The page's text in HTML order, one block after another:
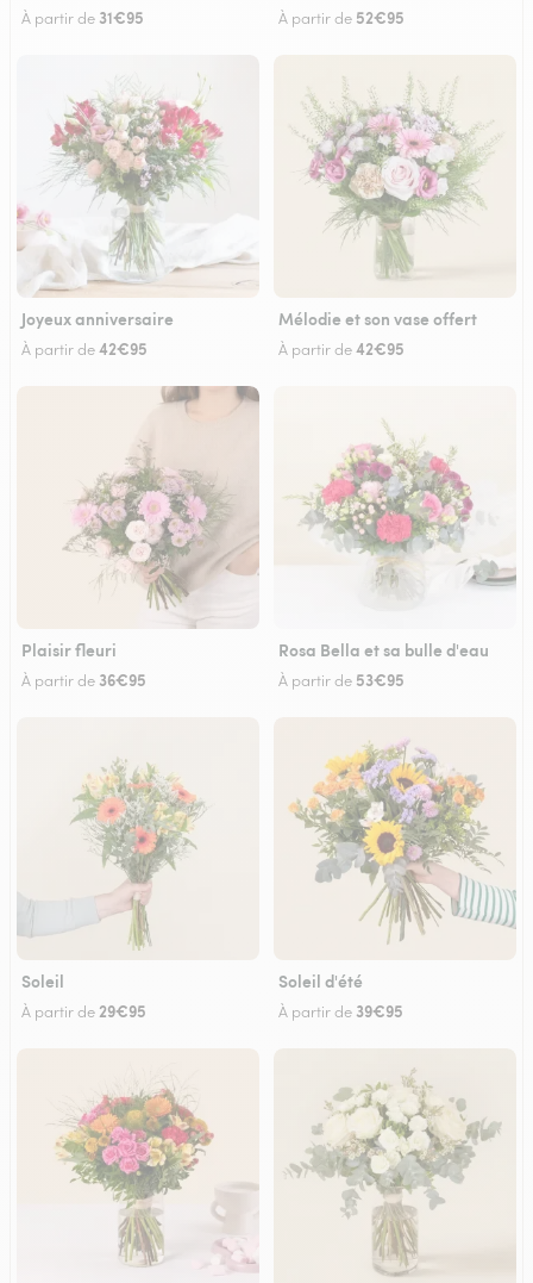
À partir de 31€95 À partir de 52€95
Joyeux anniversaire
À partir de42€95
Mélodie et son vase offert
À partir de42€95
Plaisir fleuri
À partir de 36€95
Rosa Bella et sa bulle d'eau
À partir de 53€95
Soleil
À partir de 29€95
Soleil d'été
À partir de 39€95